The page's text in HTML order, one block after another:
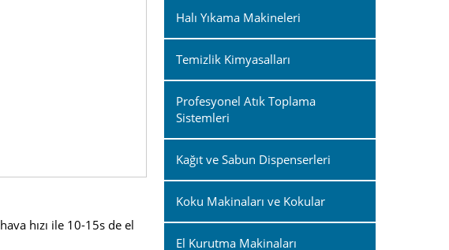
hızı ile 10-15s de el
Halı Yıkama Makineleri
Temizlik Kimyasalları
Profesyonel Atık Toplama
Sistemleri
Kağıt ve Sabun Dispenserleri
Koku Makinaları ve Kokular
El Kurutma Makinaları